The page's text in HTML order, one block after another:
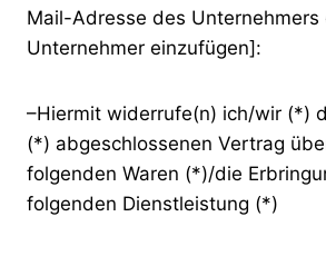
Mail-Adresse des Unternehmers
Unternehmer einzufügen]:
–Hiermit widerrufe(n) ich/wir (*)
(*) abgeschlossenen Vertrag
folgenden Waren (*)/die
folgenden Dienstleistung (*)